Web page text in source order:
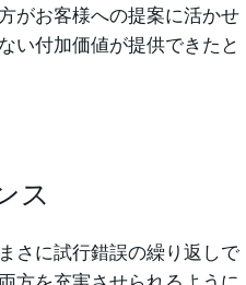
がお客様への提案に活かせ
い付加価値が提供できたと
ス
さに試行錯誤の繰り返しで